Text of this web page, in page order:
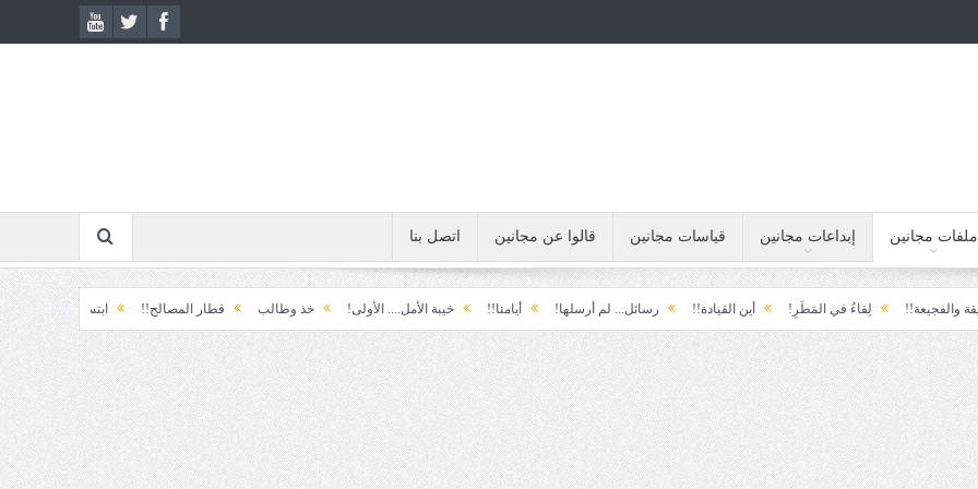
ملفات مجانين إبداعات مجانين قياسات مجانين قالوا عن مجانين اتصل بنا
لِقاءُ في المَطَرِ! أين القيادة!! رسائل... لم أرسلها! أيامنا!! خيبة الأمل.... الأولى! خذ وطالب قطار المصالح!! ابتسامة الطوارئ!